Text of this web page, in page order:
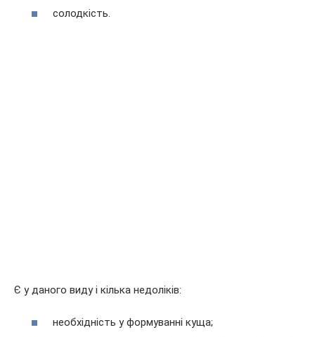
солодкість.
Є у даного виду і кілька недоліків:
необхідність у формуванні куща;